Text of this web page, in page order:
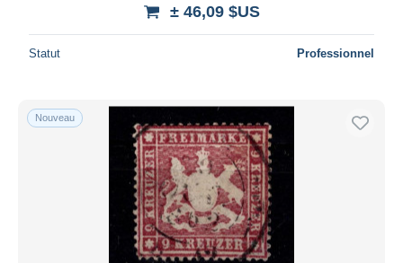
± 46,09 $US
Statut Professionnel
Nouveau